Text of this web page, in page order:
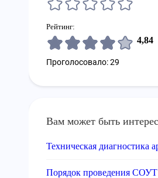
Рейтинг:
4,84
Проголосовало: 29
Вам может быть
Техническая диагностика
Порядок проведения СОУТ